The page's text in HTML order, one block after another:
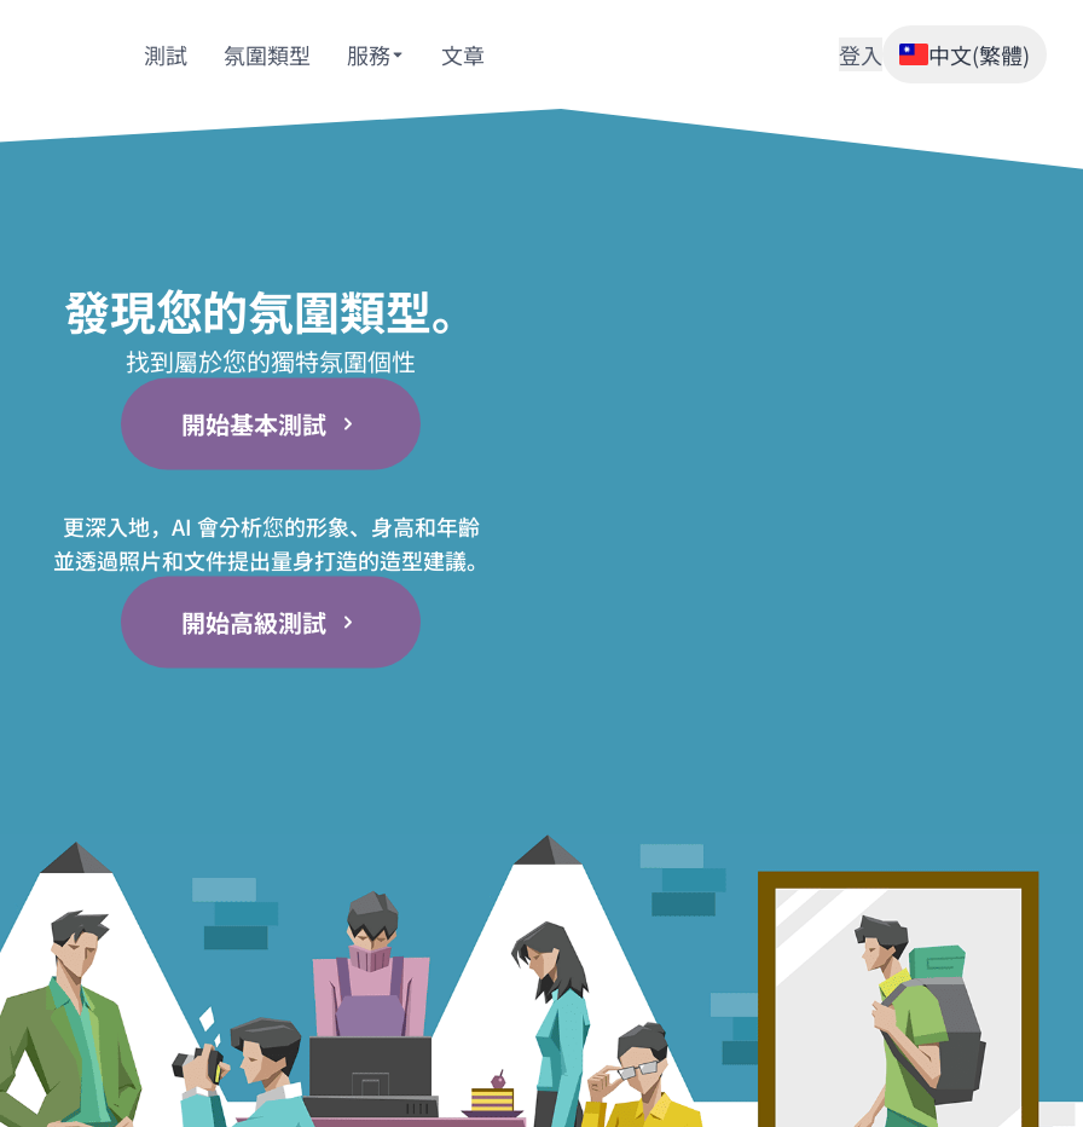
測試 氛圍類型 服務 文章 登入 中文(繁體)
發現您的氛圍類型。
找到屬於您的獨特氛圍個性
開始基本測試
更深入地，AI 會分析您的形象、身高和年齡
並透過照片和文件提出量身打造的造型建議。
開始高級測試